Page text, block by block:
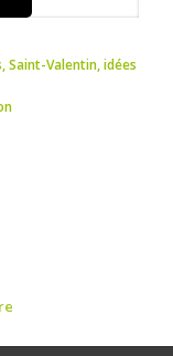
,Saint-Valentin,idées